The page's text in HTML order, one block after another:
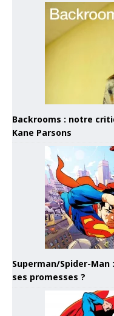
Backrooms : notre
Kane Parsons
Superman/Spider-
ses promesses ?